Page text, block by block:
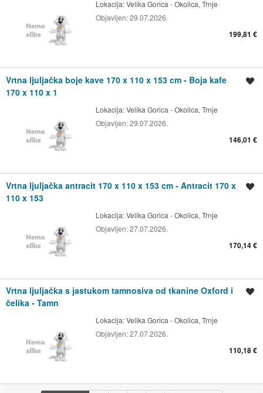
Lokacija:Velika Gorica - Okolica, Trnje
Objavljen:29.07.2026.
199,81 €
Vrtna ljuljačka boje kave 170 x 110 x 153 cm - Boja kafe
170 x 110 x 1
Lokacija:Velika Gorica - Okolica, Trnje
Objavljen:29.07.2026.
146,01 €
Vrtna ljuljačka antracit 170 x 110 x 153 cm - Antracit 170 x
110 x 153
Lokacija:Velika Gorica - Okolica, Trnje
Objavljen:27.07.2026.
170,14 €
Vrtna ljuljačka s jastukom tamnosiva od tkanine Oxford i
čelika - Tamn
Lokacija:Velika Gorica - Okolica, Trnje
Objavljen:27.07.2026.
110,18 €